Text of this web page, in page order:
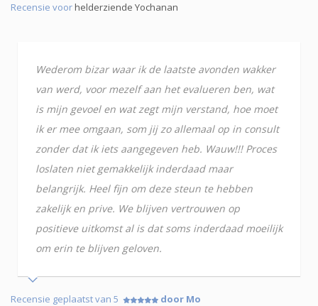
Recensie voorhelderziende Yochanan
Wederom bizar waar ik de laatste avonden wakker
van werd, voor mezelf aan het evalueren ben, wat
is mijn gevoel en wat zegt mijn verstand, hoe moet
ik er mee omgaan, som jij zo allemaal op in consult
zonder dat ik iets aangegeven heb. Wauw!!! Proces
loslaten niet gemakkelijk inderdaad maar
belangrijk. Heel fijn om deze steun te hebben
zakelijk en prive. We blijven vertrouwen op
positieve uitkomst al is dat soms inderdaad moeilijk
om erin te blijven geloven.
Recensie geplaatst van 5
door Mo